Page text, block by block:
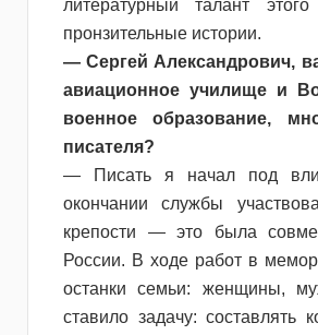
литературный талант
пронзительные истории.
— Сергей Александрович,
авиационное училище и
военное образование,
писателя?
— Писать я начал под
окончании службы
крепости — это была
России. В ходе работ в
останки семьи: женщины,
ставило задачу: составлять